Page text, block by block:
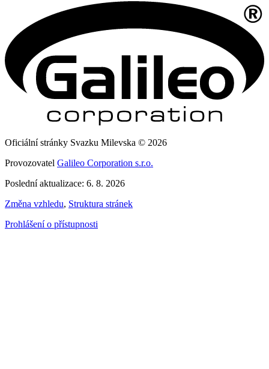
Oficiální stránky Svazku Milevska © 2026
Provozovatel Galileo Corporation s.r.o.
Poslední aktualizace: 6. 8. 2026
Změna vzhledu, Struktura stránek
Prohlášení o přístupnosti